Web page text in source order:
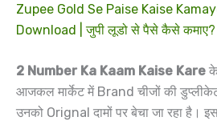
Zupee Gold Se Paise Kaise
Download | जुपी लूडो से पैसे कैसे
2 Number Ka Kaam Kaise Kare
आजकल मार्केट में Brand चीजों की
उनको Orignal दामों पर बेचा जा रहा है।